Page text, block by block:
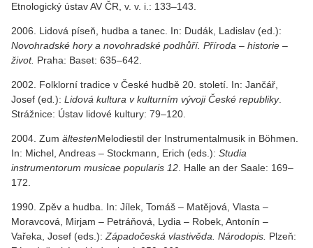
Etnologický ústav AV ČR, v. v. i.: 133–143.
2006. Lidová píseň, hudba a tanec. In: Dudák, Ladislav (ed.):
Novohradské hory a novohradské podhůří. Příroda – historie –
život. Praha: Baset: 635–642.
2002. Folklorní tradice v České hudbě 20. století. In: Jančář,
Josef (ed.): Lidová kultura v kulturním vývoji České republiky.
Strážnice: Ústav lidové kultury: 79–120.
2004. Zum ältestenMelodiestil der Instrumentalmusik in Böhmen.
In: Michel, Andreas – Stockmann, Erich (eds.): Studia
instrumentorum musicae popularis 12. Halle an der Saale: 169–
172.
1990. Zpěv a hudba. In: Jílek, Tomáš – Matějová, Vlasta –
Moravcová, Mirjam – Petráňová, Lydia – Robek, Antonín –
Vařeka, Josef (eds.):Západočeská vlastivěda. Národopis. Plzeň: